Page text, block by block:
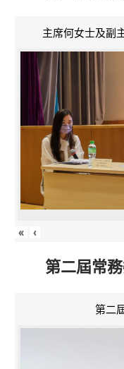
主席何女士及副
« ‹
第二屆常
第二